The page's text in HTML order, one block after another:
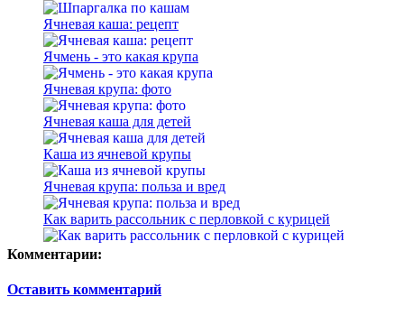
Ячневая каша: рецепт
Ячмень - это какая крупа
Ячневая крупа: фото
Ячневая каша для детей
Каша из ячневой крупы
Ячневая крупа: польза и вред
Как варить рассольник с перловкой с курицей
Комментарии:
Оставить комментарий